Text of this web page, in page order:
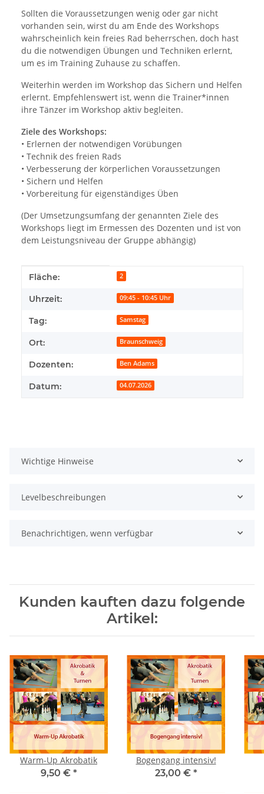
Sollten die Voraussetzungen wenig oder gar nicht
vorhanden sein, wirst du am Ende des Workshops
wahrscheinlich kein freies Rad beherrschen, doch hast
du die notwendigen Übungen und Techniken erlernt,
um es im Training Zuhause zu schaffen.
Weiterhin werden im Workshop das Sichern und Helfen
erlernt. Empfehlenswert ist, wenn die Trainer*innen
ihre Tänzer im Workshop aktiv begleiten.
Ziele des Workshops:
• Erlernen der notwendigen Vorübungen
• Technik des freien Rads
• Verbesserung der körperlichen Voraussetzungen
• Sichern und Helfen
• Vorbereitung für eigenständiges Üben
(Der Umsetzungsumfang der genannten Ziele des
Workshops liegt im Ermessen des Dozenten und ist von
dem Leistungsniveau der Gruppe abhängig)
Produkteigenschaft
Wert
Fläche: 2
Uhrzeit: 09:45 - 10:45 Uhr
Tag: Samstag
Ort: Braunschweig
Dozenten: Ben Adams
Datum: 04.07.2026
Wichtige Hinweise
Levelbeschreibungen
Benachrichtigen, wenn verfügbar
Kunden kauften dazu folgende
Artikel:
Warm-Up Akrobatik
9,50 € *
Bogengang intensiv!
23,00 € *